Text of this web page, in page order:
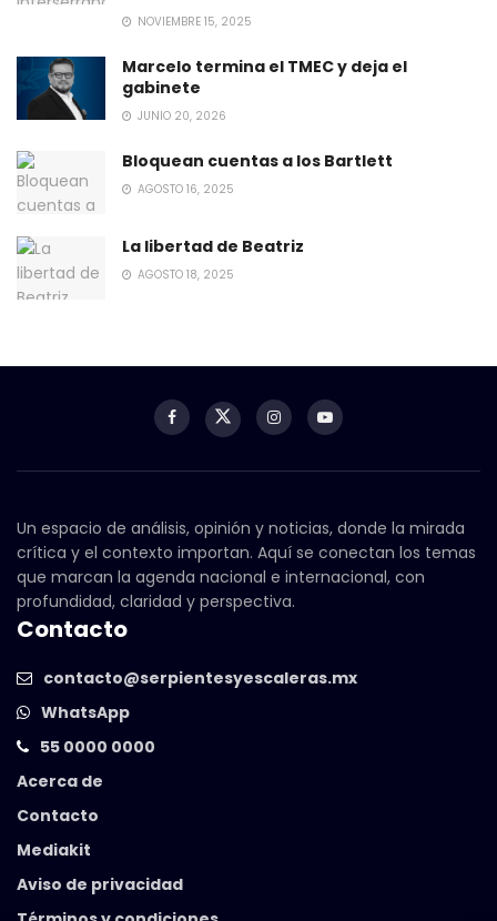
NOVIEMBRE 15, 2025
Marcelo termina el TMEC y deja el
gabinete
JUNIO 20, 2026
Bloquean cuentas a los Bartlett
AGOSTO 16, 2025
La libertad de Beatriz
AGOSTO 18, 2025
Un espacio de análisis, opinión y noticias, donde la mirada
crítica y el contexto importan. Aquí se conectan los temas
que marcan la agenda nacional e internacional, con
profundidad, claridad y perspectiva.
Contacto
contacto@serpientesyescaleras.mx
WhatsApp
55 0000 0000
Acerca de
Contacto
Mediakit
Aviso de privacidad